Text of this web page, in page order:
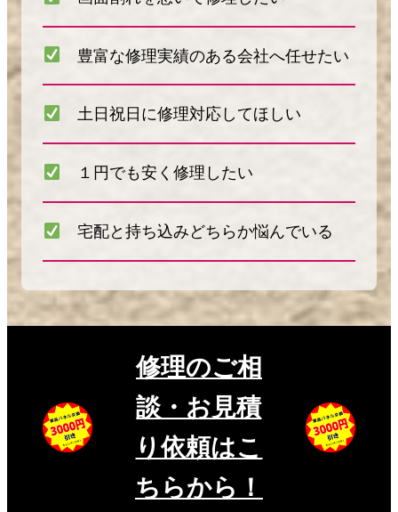
豊富な修理実績のある会社へ任せたい
土日祝日に修理対応してほしい
１円でも安く修理したい
宅配と持ち込みどちらか悩んでいる
修理のご相
談・お見積
り依頼はこ
ちらから！